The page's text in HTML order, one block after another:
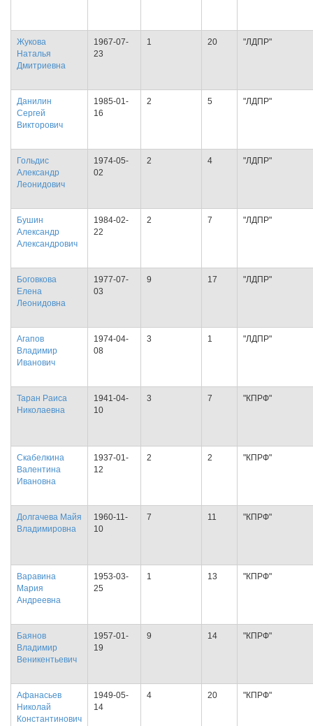
Жукова
Наталья
Дмитриевна
1967-07-
23
1 20 "ЛДПР"
Данилин
Сергей
Викторович
1985-01-
16
2 5 "ЛДПР"
Гольдис
Александр
Леонидович
1974-05-
02
2 4 "ЛДПР"
Бушин
Александр
Александрович
1984-02-
22
2 7 "ЛДПР"
Боговкова
Елена
Леонидовна
1977-07-
03
9 17 "ЛДПР"
Агапов
Владимир
Иванович
1974-04-
08
3 1 "ЛДПР"
Таран Раиса
Николаевна
1941-04-
10
3 7 "КПРФ"
Скабелкина
Валентина
Ивановна
1937-01-
12
2 2 "КПРФ"
Долгачева Майя
Владимировна
1960-11-
10
7 11 "КПРФ"
Варавина
Мария
Андреевна
1953-03-
25
1 13 "КПРФ"
Баянов
Владимир
Веникентьевич
1957-01-
19
9 14 "КПРФ"
Афанасьев
Николай
Константинович
1949-05-
14
4 20 "КПРФ"